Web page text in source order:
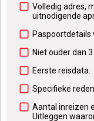
Volledig adres,
uitnodigende
Paspoortdetails
Niet ouder dan
Eerste reisdata.
Specifieke
Aantal inreizen
Uitleggen